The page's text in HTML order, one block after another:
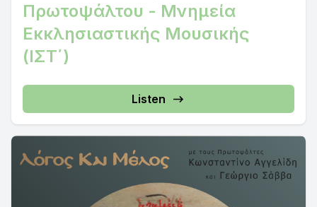
Πρωτοψάλτου - Μνημεία
Εκκλησιαστικής Μουσικής
(ΙΣΤ΄)
Listen